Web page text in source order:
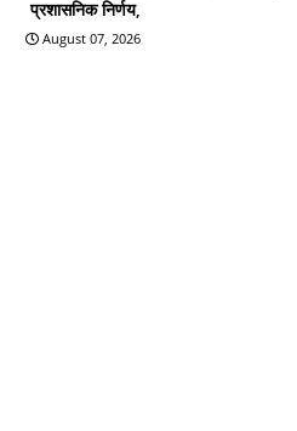
प्रशासनिक निर्णय,
August 07, 2026